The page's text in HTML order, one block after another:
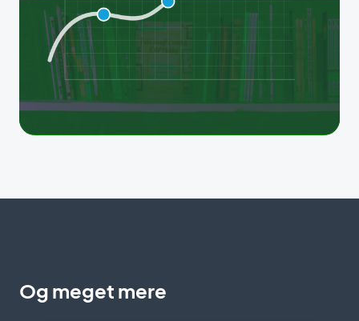
Og meget mere